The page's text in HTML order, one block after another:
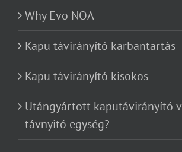
Why Evo NOA
Kapu távirányító karbantartás
Kapu távirányító kisokos
Utángyártott kaputávirányító
távnyitó egység?